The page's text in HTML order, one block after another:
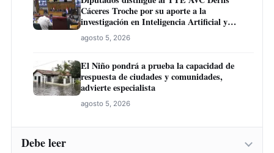
Cáceres Troche por su aporte a la
investigación en Inteligencia Artificial y
Educación
agosto 5, 2026
El Niño pondrá a prueba la capacidad de
respuesta de ciudades y comunidades,
advierte especialista
agosto 5, 2026
Debe leer